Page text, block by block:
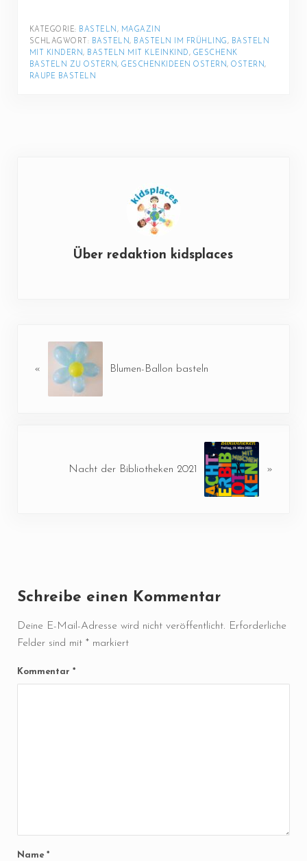
KATEGORIE: BASTELN, MAGAZIN
SCHLAGWORT: BASTELN, BASTELN IM FRÜHLING, BASTELN
MIT KINDERN, BASTELN MIT KLEINKIND, GESCHENK
BASTELN ZU OSTERN, GESCHENKIDEEN OSTERN, OSTERN
RAUPE BASTELN
Über redaktion kidsplaces
« Blumen-Ballon basteln
Nacht der Bibliotheken 2021 »
Schreibe einen Kommentar
Deine E-Mail-Adresse wird nicht veröffentlicht. Erforderliche
Felder sind mit *markiert
Kommentar *
Name *